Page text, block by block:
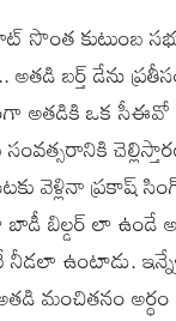
సొంత కుటుంబ
బర్త్ డేను
అతడికి ఒక సీఈవో
వెళ్లినా ప్రకాష్
బాడీ బిల్డర్ లా ఉండే
నీడలా ఉంటాడు.
మంచితనం అర్థం